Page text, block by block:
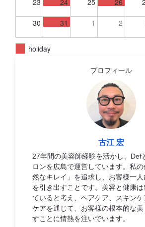
23 24 25 26
30 31 1 2
holiday
プロフィール
古江 宏
27年間の美容師経験を活かし、Def
ロンを広島で運営しています。私
然なキレイ」を追求し、お客様一
を引き出すことです。美容と健康
ていると考え、ヘアケア、スキン
ケアを通じて、お客様の根本的な美
すことに情熱を注いでいます。